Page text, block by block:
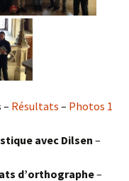
– Résultats – Photos 1
avec Dilsen –
d’orthographe–